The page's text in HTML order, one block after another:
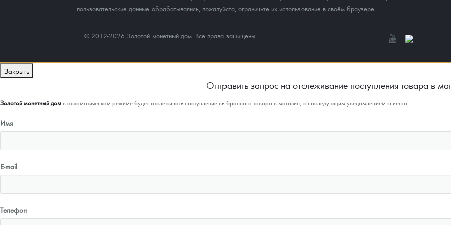
пользовательские данные обрабатывались, пожалуйста, ограничьте их использование в своём браузере.
© 2012-2026 Золотой монетный дом. Все права защищены
Закрыть
Отправить запрос на отслеживание поступления товара в
Золотой монетный домв автоматическом режиме будет отслеживать поступление выбранного товара в магазин, с последующим уведомлением клиента.
Имя
E-mail
Телефон